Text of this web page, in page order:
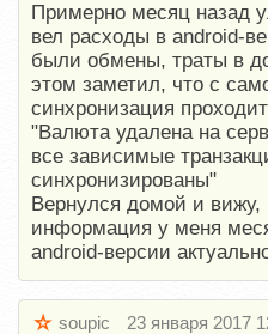
Примерно месяц назад
вел расходы в android-
были обмены, траты в
этом заметил, что с
синхронизация
"Валюта удалена на
все зависимые
синхронизированы"
Вернулся домой и вижу,
информация у меня
android-версии
soupic 23 января 2017